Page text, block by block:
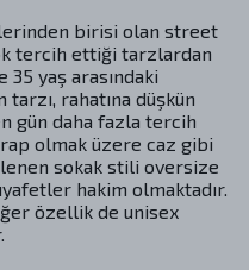
birisi olan street
tercih ettiği tarzlardan
yaş arasındaki
rahatına düşkün
gün daha fazla tercih
olmak üzere caz gibi
sokak stili oversize
hakim olmaktadır.
özellik de unisex